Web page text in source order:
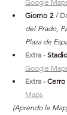
Google
Giorno 2 /
del Prado,
Plaza de
Extra -
Google
Extra - Cerro
Maps
(Aprendo le